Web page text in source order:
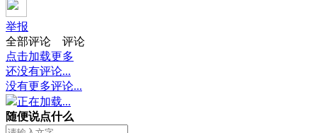
举报
全部评论
评论
点击加载更多
还没有评论...
没有更多评论...
正在加载...
随便说点什么